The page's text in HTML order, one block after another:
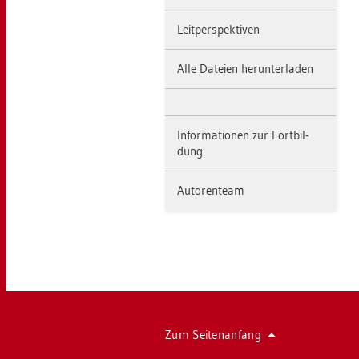
Leit­per­spek­ti­ven
Alle Da­tei­en her­un­ter­la­den
In­for­ma­tio­nen zur Fort­bil­
dung
Au­to­ren­team
Zum Sei­ten­an­fang